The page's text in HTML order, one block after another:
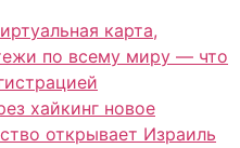
карта,
по всему миру — что
хайкинг новое
открывает Израиль